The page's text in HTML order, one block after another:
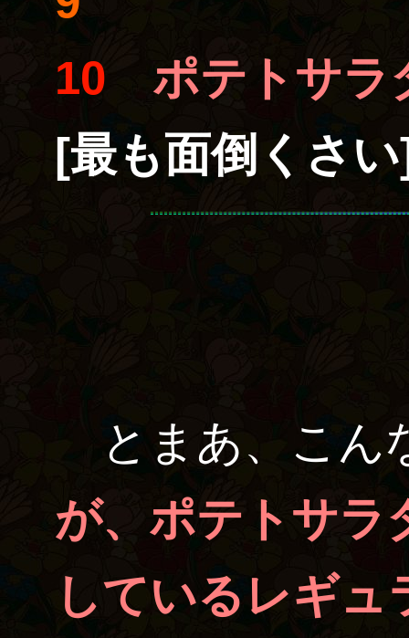
10
ポテトサラ
[最も面倒くさ
とまあ、こん
が、ポテトサラ
しているレギュ